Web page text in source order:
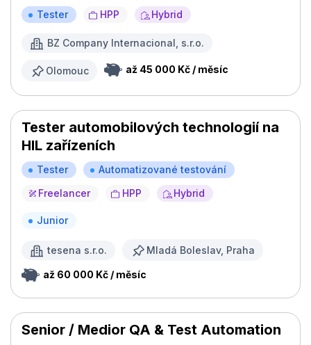
Tester HPP Hybrid
BZ Company Internacional, s.r.o.
Olomouc až 45 000 Kč / měsíc
Tester automobilových technologií na
HIL zařízeních
Tester
Automatizované testování
Freelancer
HPP Hybrid
Junior
tesena s.r.o. Mladá Boleslav, Praha
až 60 000 Kč / měsíc
Senior / Medior QA & Test Automation